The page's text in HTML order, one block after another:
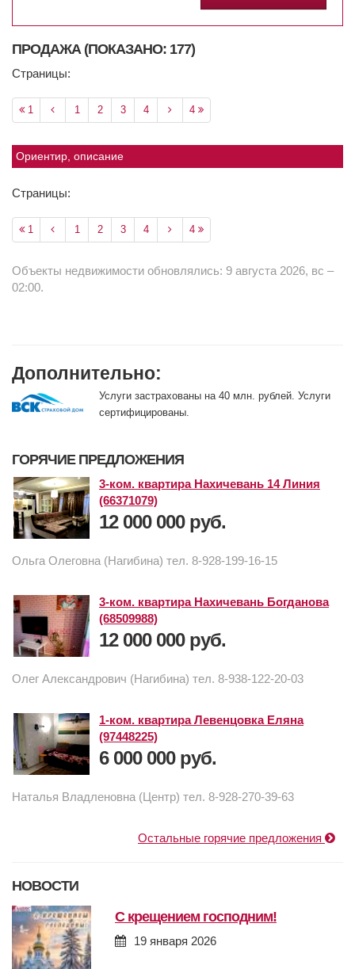
ПРОДАЖА (ПОКАЗАНО: 177)
Страницы:
1 1 2 3 4 4
Ориентир, описание
Страницы:
1 1 2 3 4 4
Объекты недвижимости обновлялись: 9 августа 2026, вс –
02:00.
Дополнительно:
Услуги застрахованы на 40 млн. рублей. Услуги
сертифицированы.
ГОРЯЧИЕ ПРЕДЛОЖЕНИЯ
3-ком. квартира Нахичевань 14 Линия
(66371079)
12 000 000 руб.
Ольга Олеговна (Нагибина) тел. 8-928-199-16-15
3-ком. квартира Нахичевань Богданова
(68509988)
12 000 000 руб.
Олег Александрович (Нагибина) тел. 8-938-122-20-03
1-ком. квартира Левенцовка Еляна
(97448225)
6 000 000 руб.
Наталья Владленовна (Центр) тел. 8-928-270-39-63
Остальные горячие предложения
НОВОСТИ
с крещением господним!
19 января 2026